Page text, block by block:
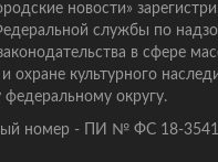
новости»
службы по
в сфере
охране культурного
федеральному округу.
номер - ПИ № ФС 18-3541